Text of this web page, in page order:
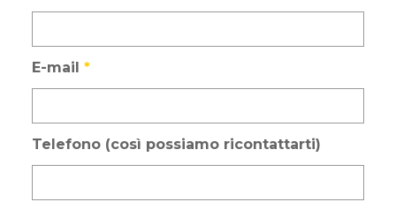
E-mail *
Telefono (così possiamo ricontattarti)